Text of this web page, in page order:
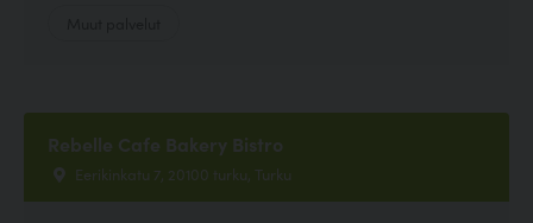
Rebelle Cafe Bakery Bistro
Eerikinkatu 7, 20100 turku, Turku